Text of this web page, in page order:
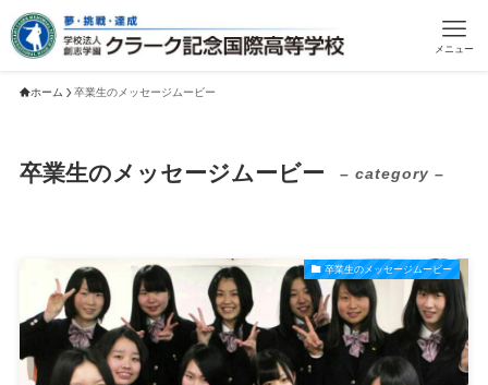
メニュー
ホーム 卒業生のメッセージムービー
卒業生のメッセージムービー – category –
卒業生のメッセージムービー